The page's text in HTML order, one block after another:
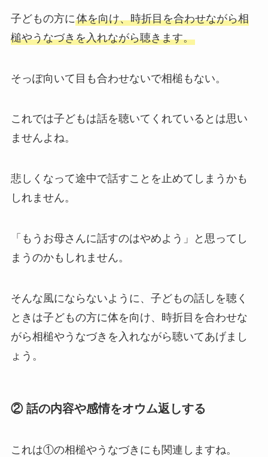
子どもの方に体を向け、時折目を合わせながら相
槌やうなづきを入れながら聴きます。
そっぽ向いて目も合わせないで相槌もない。
これでは子どもは話を聴いてくれているとは思い
ませんよね。
悲しくなって途中で話すことを止めてしまうかも
しれません。
「もうお母さんに話すのはやめよう」と思ってし
まうのかもしれません。
そんな風にならないように、子どもの話しを聴く
ときは子どもの方に体を向け、時折目を合わせな
がら相槌やうなづきを入れながら聴いてあげまし
ょう。
② 話の内容や感情をオウム返しする
これは①の相槌やうなづきにも関連しますね。